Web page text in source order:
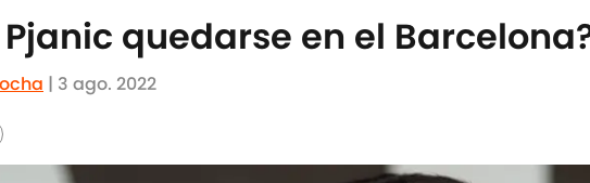
quedarse en el
| 3 ago. 2022